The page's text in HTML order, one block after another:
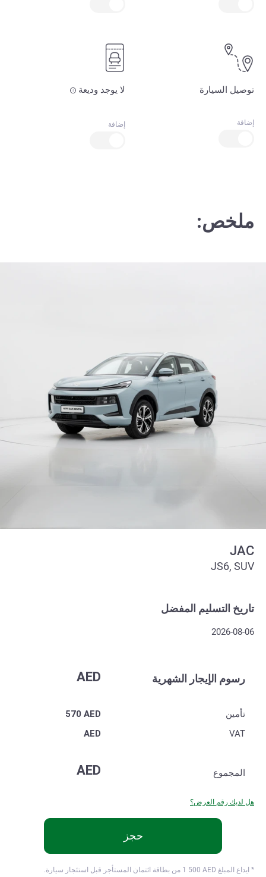
توصيل السيارة
إضافة
لا يوجد وديعة
إضافة
ملخص:
JAC
JS6, SUV
تاريخ التسليم المفضل
2026-08-06
رسوم الإيجار الشهرية AED
تأمين 570 AED
VAT
AED
المجموع AED
هل لديك رقم العرض؟
* ايداع المبلغ 1 500 AED من بطاقة ائتمان المستأجر قبل استئجار سيارة.
حجز